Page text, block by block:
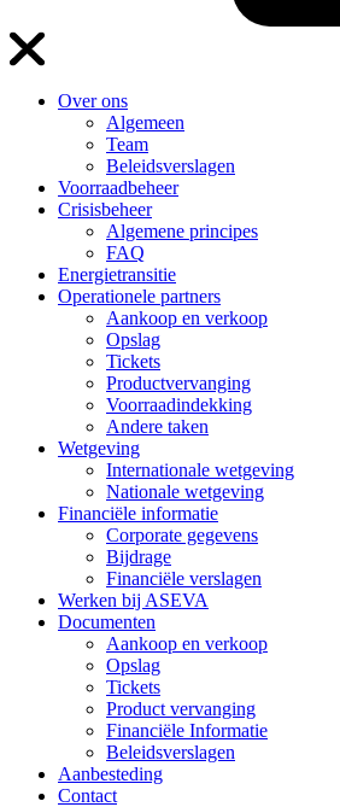
Over ons
Algemeen
Team
Beleidsverslagen
Voorraadbeheer
Crisisbeheer
Algemene principes
FAQ
Energietransitie
Operationele partners
Aankoop en verkoop
Opslag
Tickets
Productvervanging
Voorraadindekking
Andere taken
Wetgeving
Internationale wetgeving
Nationale wetgeving
Financiële informatie
Corporate gegevens
Bijdrage
Financiële verslagen
Werken bij ASEVA
Documenten
Aankoop en verkoop
Opslag
Tickets
Product vervanging
Financiële Informatie
Beleidsverslagen
Aanbesteding
Contact